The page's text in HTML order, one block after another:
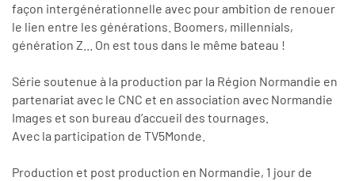
façon intergénérationnelle avec pour ambition de renouer
le lien entre les générations. Boomers, millennials,
génération Z... On est tous dans le même bateau !
Série soutenue à la production par la Région Normandie en
partenariat avec le CNC et en association avec Normandie
Images et son bureau d’accueil des tournages.
Avec la participation de TV5Monde.
Production et post production en Normandie, 1 jour de